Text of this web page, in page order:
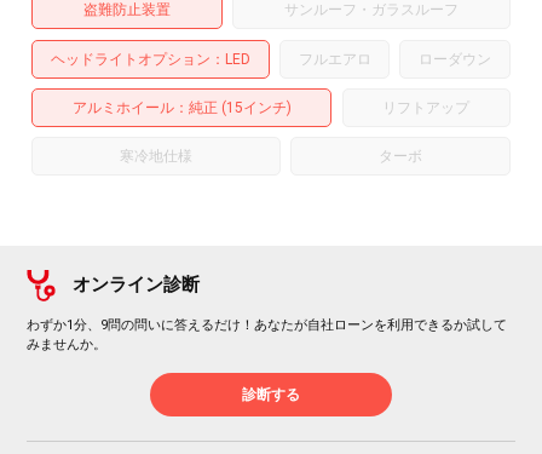
盗難防止装置 サンルーフ・ガラスルーフ
ヘッドライトオプション LED フルエアロ ローダウン
アルミホイール：純正 (15インチ) リフトアップ
寒冷地仕様 ターボ
オンライン診断
わずか1分、9問の問いに答えるだけ！あなたが自社ローンを利用できるか試して
みませんか。
診断する